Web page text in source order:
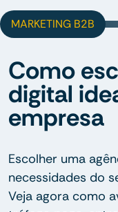
MARKETING B2B
Como
digital
empresa
Escolher uma
necessidades do
Veja agora como